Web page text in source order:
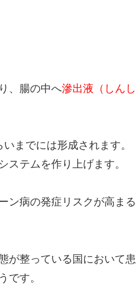
、腸の中へ滲出液（しんし
までには形成されます。
テムを作り上げます。
ン病の発症リスクが高まる
が整っている国において患
です。